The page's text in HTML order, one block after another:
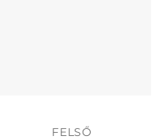
FELSŐ